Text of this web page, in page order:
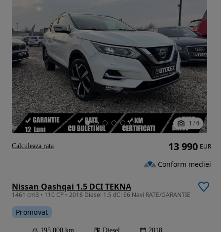
1 / 6
Nissan Qashqai 1.5 DCI TEKNA
1461 cm3 • 110 CP • 2018 Diesel 1.5 dCi E6 Navi RATE/GARANTIE
Promovat
195 000 km Diesel 2018
13 990 EUR
Conform mediei
Calculeaza rata